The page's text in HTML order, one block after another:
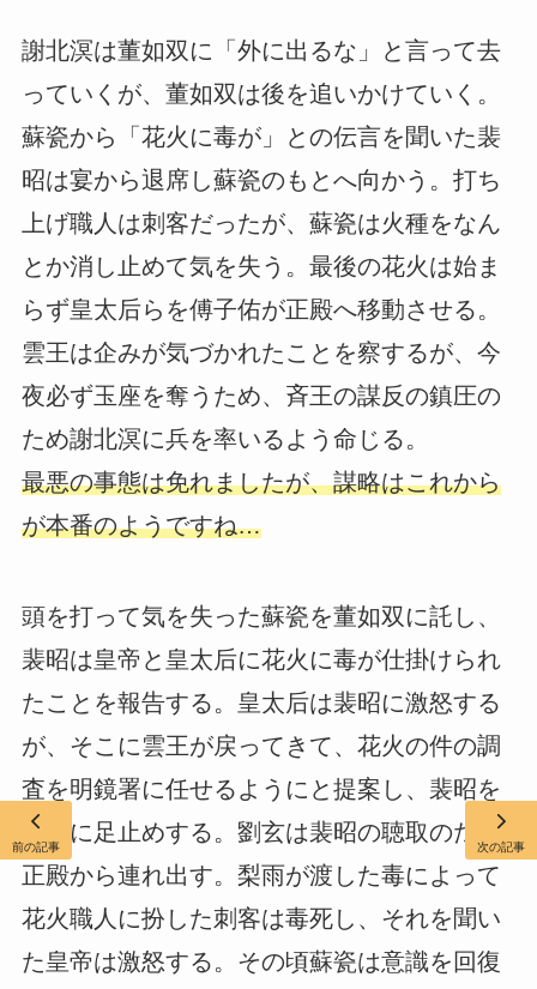
謝北溟は董如双に「外に出るな」と言って去
っていくが、董如双は後を追いかけていく。
蘇瓷から「花火に毒が」との伝言を聞いた裴
昭は宴から退席し蘇瓷のもとへ向かう。打ち
上げ職人は刺客だったが、蘇瓷は火種をなん
とか消し止めて気を失う。最後の花火は始ま
らず皇太后らを傅子佑が正殿へ移動させる。
雲王は企みが気づかれたことを察するが、今
夜必ず玉座を奪うため、斉王の謀反の鎮圧の
ため謝北溟に兵を率いるよう命じる。
最悪の事態は免れましたが、謀略はこれから
が本番のようですね…
頭を打って気を失った蘇瓷を董如双に託し、
裴昭は皇帝と皇太后に花火に毒が仕掛けられ
たことを報告する。皇太后は裴昭に激怒する
が、そこに雲王が戻ってきて、花火の件の調
査を明鏡署に任せるようにと提案し、裴昭を
宮中に足止めする。劉玄は裴昭の聴取のため
正殿から連れ出す。梨雨が渡した毒によって
花火職人に扮した刺客は毒死し、それを聞い
た皇帝は激怒する。その頃蘇瓷は意識を回復
前の記事 次の記事